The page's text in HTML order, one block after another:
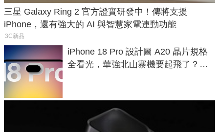
三星 Galaxy Ring 2 官方證實研發中！傳將支援
iPhone，還有強大的 AI 與智慧家電連動功能
3C新品
iPhone 18 Pro 設計圖 A20 晶片規格
全看光，華強北山寨機要起飛了？專